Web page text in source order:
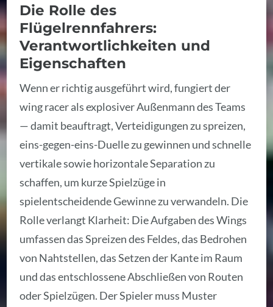
Die Rolle des
Flügelrennfahrers:
Verantwortlichkeiten und
Eigenschaften
Wenn er richtig ausgeführt wird, fungiert der
wing racer als explosiver Außenmann des Teams
— damit beauftragt, Verteidigungen zu spreizen,
eins-gegen-eins-Duelle zu gewinnen und schnelle
vertikale sowie horizontale Separation zu
schaffen, um kurze Spielzüge in
spielentscheidende Gewinne zu verwandeln. Die
Rolle verlangt Klarheit: Die Aufgaben des Wings
umfassen das Spreizen des Feldes, das Bedrohen
von Nahtstellen, das Setzen der Kante im Raum
und das entschlossene Abschließen von Routen
oder Spielzügen. Der Spieler muss Muster